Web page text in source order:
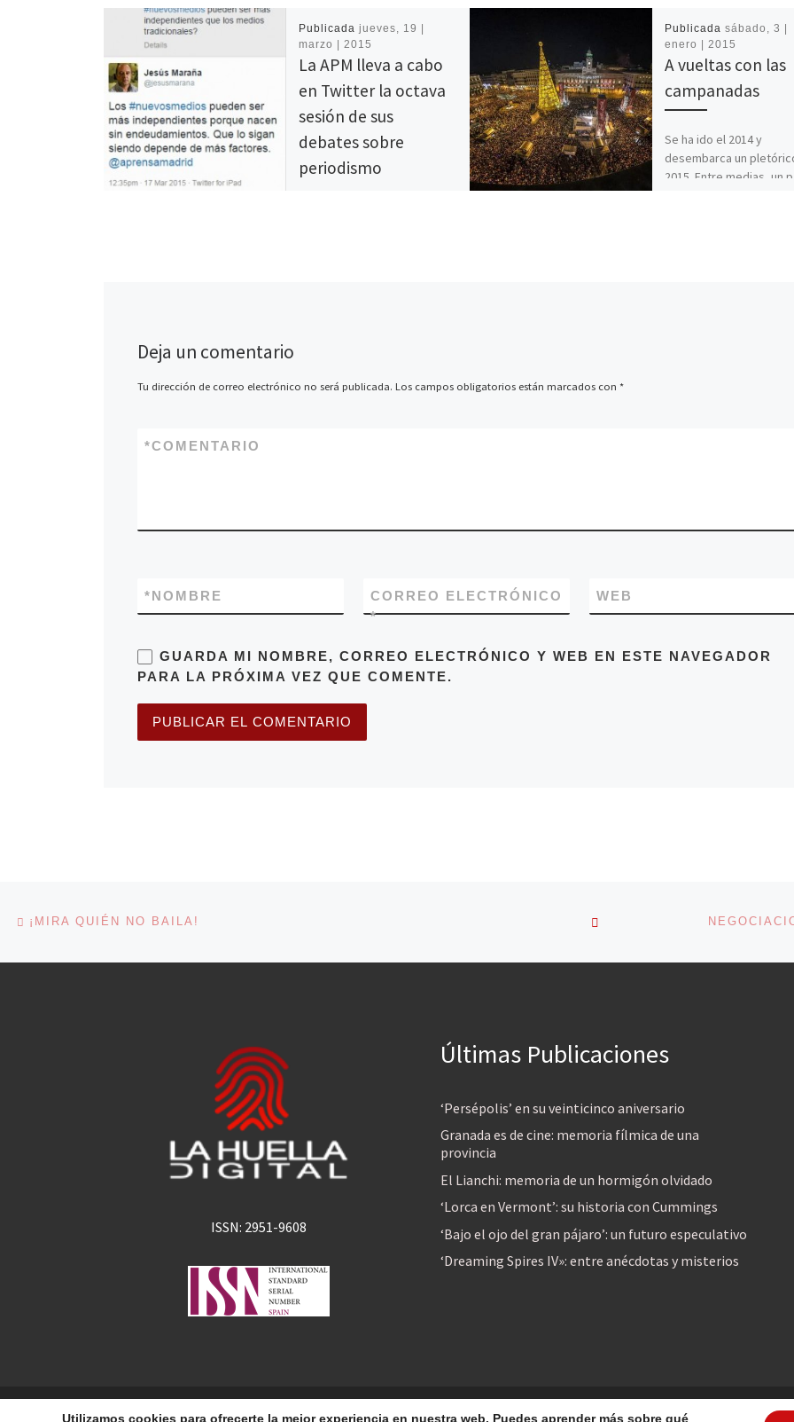
Publicadajueves, 19 |
marzo | 2015
La APM lleva a cabo
en Twitter la octava
sesión de sus
debates sobre
periodismo
Publicada sábado, 3 |
enero | 2015
A vueltas con las
campanadas
Se ha ido el 2014 y
desembarca un
2015. Entre medias, un
Deja un comentario
Tu dirección de correo electrónico no será publicada. Los campos obligatorios están marcados con *
COMENTARIO
*
NOMBRE
*
CORREO ELECTRÓNICO
*
WEB
GUARDA MI NOMBRE, CORREO ELECTRÓNICO Y WEB EN ESTE NAVEGADOR
PARA LA PRÓXIMA VEZ QUE COMENTE.
Navegación de entradas
¡MIRA QUIÉN NO BAILA! VOLVER A LA LISTA DE
ISSN: 2951-9608
Últimas Publicaciones
‘Persépolis’ en su veinticinco aniversario
Granada es de cine: memoria fílmica de una
provincia
El Lianchi: memoria de un hormigón olvidado
‘Lorca en Vermont’: su historia con Cummings
‘Bajo el ojo del gran pájaro’: un futuro especulativo
‘Dreaming Spires IV»: entre anécdotas y misterios
© 2026La Huella Digital – Todos los derechos reservados
Utilizamos cookies para ofrecerte la mejor experiencia en nuestra web. Puedes aprender más sobre qué